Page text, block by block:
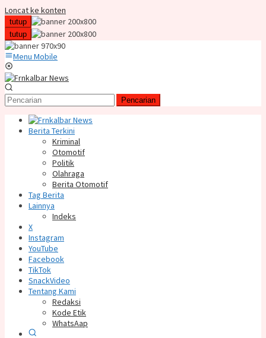
Loncat ke konten
tutup
tutup
Menu Mobile
Pencarian
Berita Terkini
Kriminal
Otomotif
Politik
Olahraga
Berita Otomotif
Tag Berita
Lainnya
Indeks
X
Instagram
YouTube
Facebook
TikTok
SnackVideo
Tentang Kami
Redaksi
Kode Etik
WhatsAap